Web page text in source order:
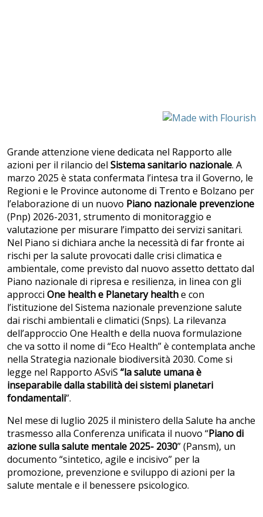
Grande attenzione viene dedicata nel Rapporto alle
azioni per il rilancio del Sistema sanitario nazionale. A
marzo 2025 è stata confermata l’intesa tra il Governo, le
Regioni e le Province autonome di Trento e Bolzano per
l’elaborazione di un nuovo Piano nazionale prevenzione
(Pnp) 2026-2031, strumento di monitoraggio e
valutazione per misurare l’impatto dei servizi sanitari.
Nel Piano si dichiara anche la necessità di far fronte ai
rischi per la salute provocati dalle crisi climatica e
ambientale, come previsto dal nuovo assetto dettato dal
Piano nazionale di ripresa e resilienza, in linea con gli
approcci One health e Planetary healthe con
l’istituzione del Sistema nazionale prevenzione salute
dai rischi ambientali e climatici (Snps). La rilevanza
dell’approccio One Health e della nuova formulazione
che va sotto il nome di “Eco Health” è contemplata anche
nella Strategia nazionale biodiversità 2030. Come si
legge nel Rapporto ASviS “la salute umana è
inseparabile dalla stabilità dei sistemi planetari
fondamentali”.
Nel mese di luglio 2025 il ministero della Salute ha anche
trasmesso alla Conferenza unificata il nuovo “Piano di
azione sulla salute mentale 2025- 2030” (Pansm), un
documento “sintetico, agile e incisivo” per la
promozione, prevenzione e sviluppo di azioni per la
salute mentale e il benessere psicologico.